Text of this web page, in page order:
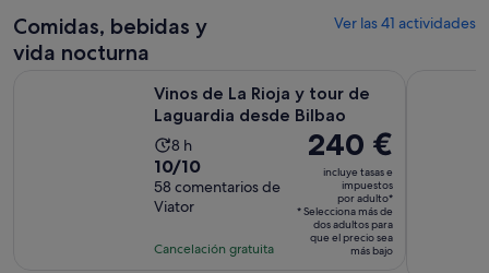
de
comentarios
por
Comidas, bebidas y
vida nocturna
Ver las 41 actividades
Vinos de La Rioja y tour de
Laguardia desde Bilbao
La
duración
de
la
es
8 h
10.0
sobre
10
58
10/10
58 comentarios de
Viator
Cancelación gratuita
El
precio
es
de
240 €
240 €
incluye tasas e
impuestos
por adulto*
* Selecciona más de
dos adultos para
que el precio sea
más bajo